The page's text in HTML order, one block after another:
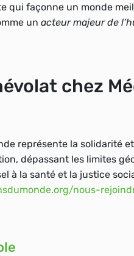
qui façonne un monde
un acteur majeur de
chez
représente la solidarité
dépassant les limites
à la santé et la justice
nous-